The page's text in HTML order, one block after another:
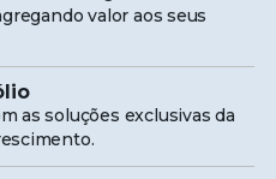
valor aos seus
as soluções exclusivas da